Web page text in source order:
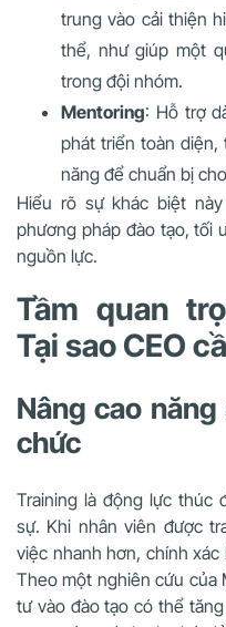
trung vào cải thiện
thể, như giúp một
trong đội nhóm.
Mentoring: Hỗ trợ
phát triển toàn
năng để chuẩn bị
Hiểu rõ sự khác biệt
phương pháp đào tạo, tối
nguồn lực.
Tầm quan
Tại sao CEO
Nâng cao
chức
Training là động lực thúc
sự. Khi nhân viên được
việc nhanh hơn, chính
Theo một nghiên cứu của
tư vào đào tạo có thể